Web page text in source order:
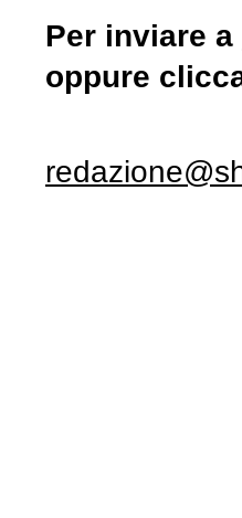
Per inviare a
oppure